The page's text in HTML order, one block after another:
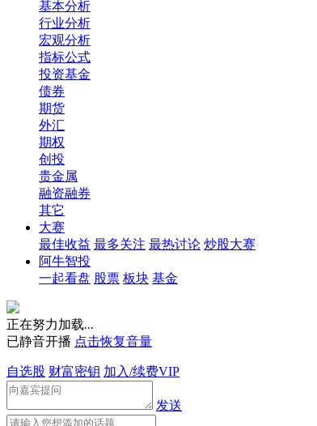
基本分析
行业分析
宏观分析
指标公式
投资基金
债券
期货
外汇
期权
创投
贵金属
融资融券
其它
大赛
最佳收益 最多关注 最热讨论 炒股大赛
阿牛智投
一起看盘 股票 板块 基金
正在努力加载...
已静音开播 点击恢复音量
自选股 财富密钥 加入/续费VIP
发送